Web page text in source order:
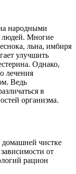
народными
людей. Многие
льна, имбиря
улучшить
Однако,
лечения
Ведь
в
организма.
чистке
от
рацион